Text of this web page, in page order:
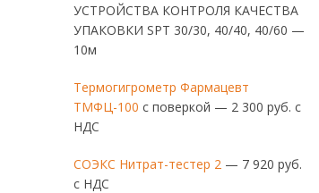
УСТРОЙСТВА КОНТРОЛЯ КАЧЕСТВА
УПАКОВКИ SPT 30/30, 40/40, 40/60 —
10м
Термогигрометр Фармацевт
ТМФЦ-100 с поверкой — 2 300 руб. с
НДС
СОЭКС Нитрат-тестер 2 — 7 920 руб.
с НДС